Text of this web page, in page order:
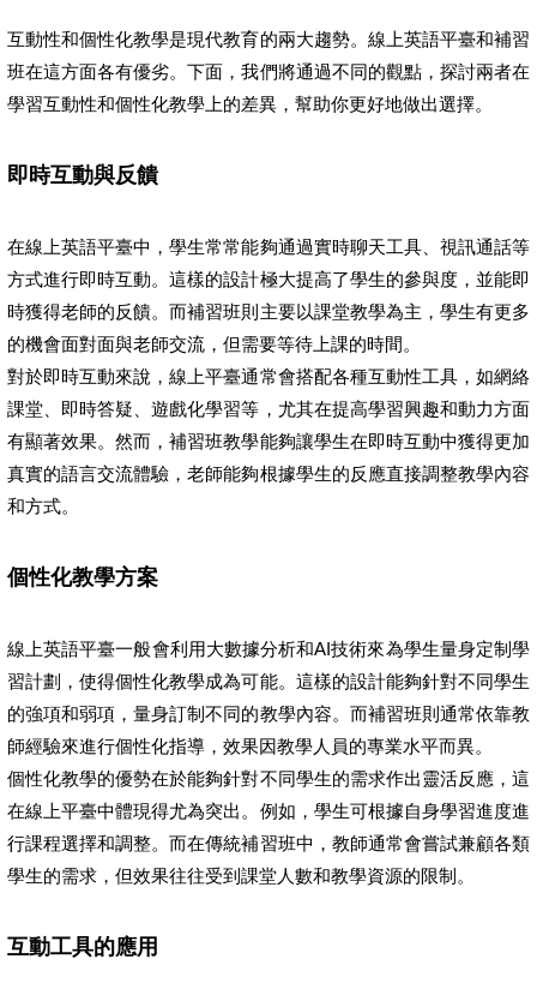
互動性和個性化教學是現代教育的兩大趨勢。線上英語平臺和補習
班在這方面各有優劣。下面，我們將通過不同的觀點，探討兩者在
學習互動性和個性化教學上的差異，幫助你更好地做出選擇。
即時互動與反饋
在線上英語平臺中，學生常常能夠通過實時聊天工具、視訊通話等
方式進行即時互動。這樣的設計極大提高了學生的參與度，並能即
時獲得老師的反饋。而補習班則主要以課堂教學為主，學生有更多
的機會面對面與老師交流，但需要等待上課的時間。
對於即時互動來說，線上平臺通常會搭配各種互動性工具，如網絡
課堂、即時答疑、遊戲化學習等，尤其在提高學習興趣和動力方面
有顯著效果。然而，補習班教學能夠讓學生在即時互動中獲得更加
真實的語言交流體驗，老師能夠根據學生的反應直接調整教學內容
和方式。
個性化教學方案
線上英語平臺一般會利用大數據分析和AI技術來為學生量身定制學
習計劃，使得個性化教學成為可能。這樣的設計能夠針對不同學生
的強項和弱項，量身訂制不同的教學內容。而補習班則通常依靠教
師經驗來進行個性化指導，效果因教學人員的專業水平而異。
個性化教學的優勢在於能夠針對不同學生的需求作出靈活反應，這
在線上平臺中體現得尤為突出。例如，學生可根據自身學習進度進
行課程選擇和調整。而在傳統補習班中，教師通常會嘗試兼顧各類
學生的需求，但效果往往受到課堂人數和教學資源的限制。
互動工具的應用